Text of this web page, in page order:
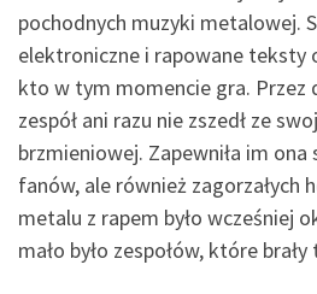
pochodnych muzyki metalowej.
elektroniczne i rapowane teksty
kto w tym momencie gra. Przez
zespół ani razu nie zszedł ze
brzmieniowej. Zapewniła im
fanów, ale również zagorzałych
metalu z rapem było wcześniej
mało było zespołów, które